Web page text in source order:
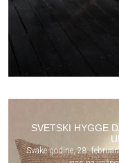
SVETSKI HYGGE
Svake godine, 28.